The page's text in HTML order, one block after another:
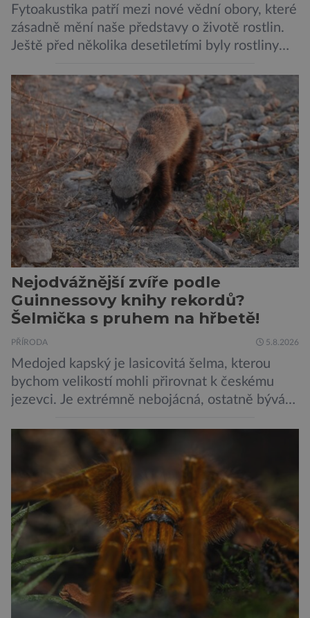
Fytoakustika patří mezi nové vědní obory, které
zásadně mění naše představy o životě rostlin.
Ještě před několika desetiletími byly rostliny
pouze reagují na změny prostředí. Moderní
výzkum však ukazuje, že skutečnost je mnohem
zajímavější. Rostliny totiž dokážou své okolí
vnímat prostřednictvím mechanických podnětů
a samy také vydávají zvuky […]
Nejodvážnější zvíře podle
Guinnessovy knihy rekordů?
Šelmička s pruhem na hřbetě!
PŘÍRODA 5.8.2026
Medojed kapský je lasicovitá šelma, kterou
bychom velikostí mohli přirovnat k českému
jezevci. Je extrémně nebojácná, ostatně bývá
této souvislosti je dokonce zapsána do
Guinnessovy knihy rekordů. Navzdory svému
názvu nežije pouze v jižní Africe, ale domovem
je mu valná část černého kontinentu a
vyskytuje se rovněž v oblastech […]